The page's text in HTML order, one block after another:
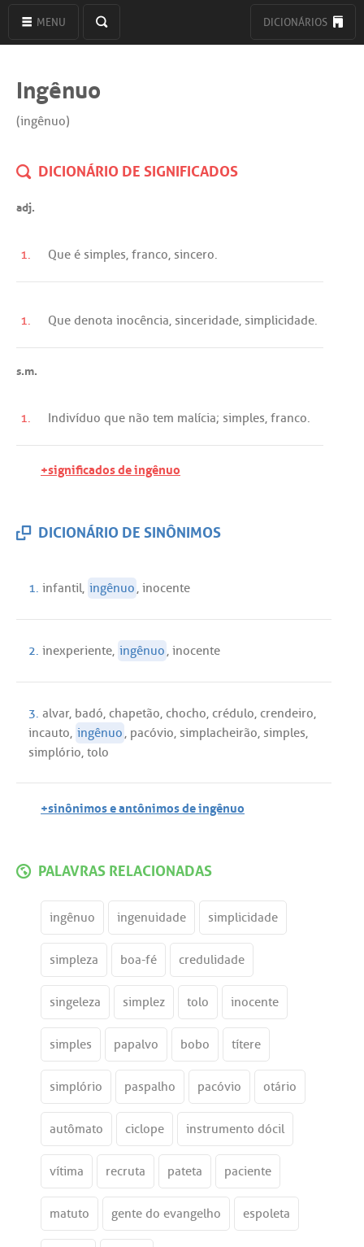
MENU DICIONÁRIOS
Ingênuo
(ingênuo)
DICIONÁRIO DE SIGNIFICADOS
adj.
1. Que é simples, franco, sincero.
1. Que denota inocência, sinceridade, simplicidade.
s.m.
1. Indivíduo que não tem malícia; simples, franco.
+significados de ingênuo
DICIONÁRIO DE SINÔNIMOS
1. infantil, ingênuo, inocente
2. inexperiente, ingênuo, inocente
3. alvar, badó, chapetão, chocho, crédulo, crendeiro,
incauto, ingênuo , pacóvio, simplacheirão, simples,
simplório, tolo
+sinônimos e antônimos de ingênuo
PALAVRAS RELACIONADAS
ingênuo ingenuidade simplicidade
simpleza boa-fé credulidade
singeleza simplez tolo inocente
simples papalvo bobo títere
simplório paspalho pacóvio otário
autômato ciclope instrumento dócil
vítima recruta pateta paciente
matuto gente do evangelho espoleta